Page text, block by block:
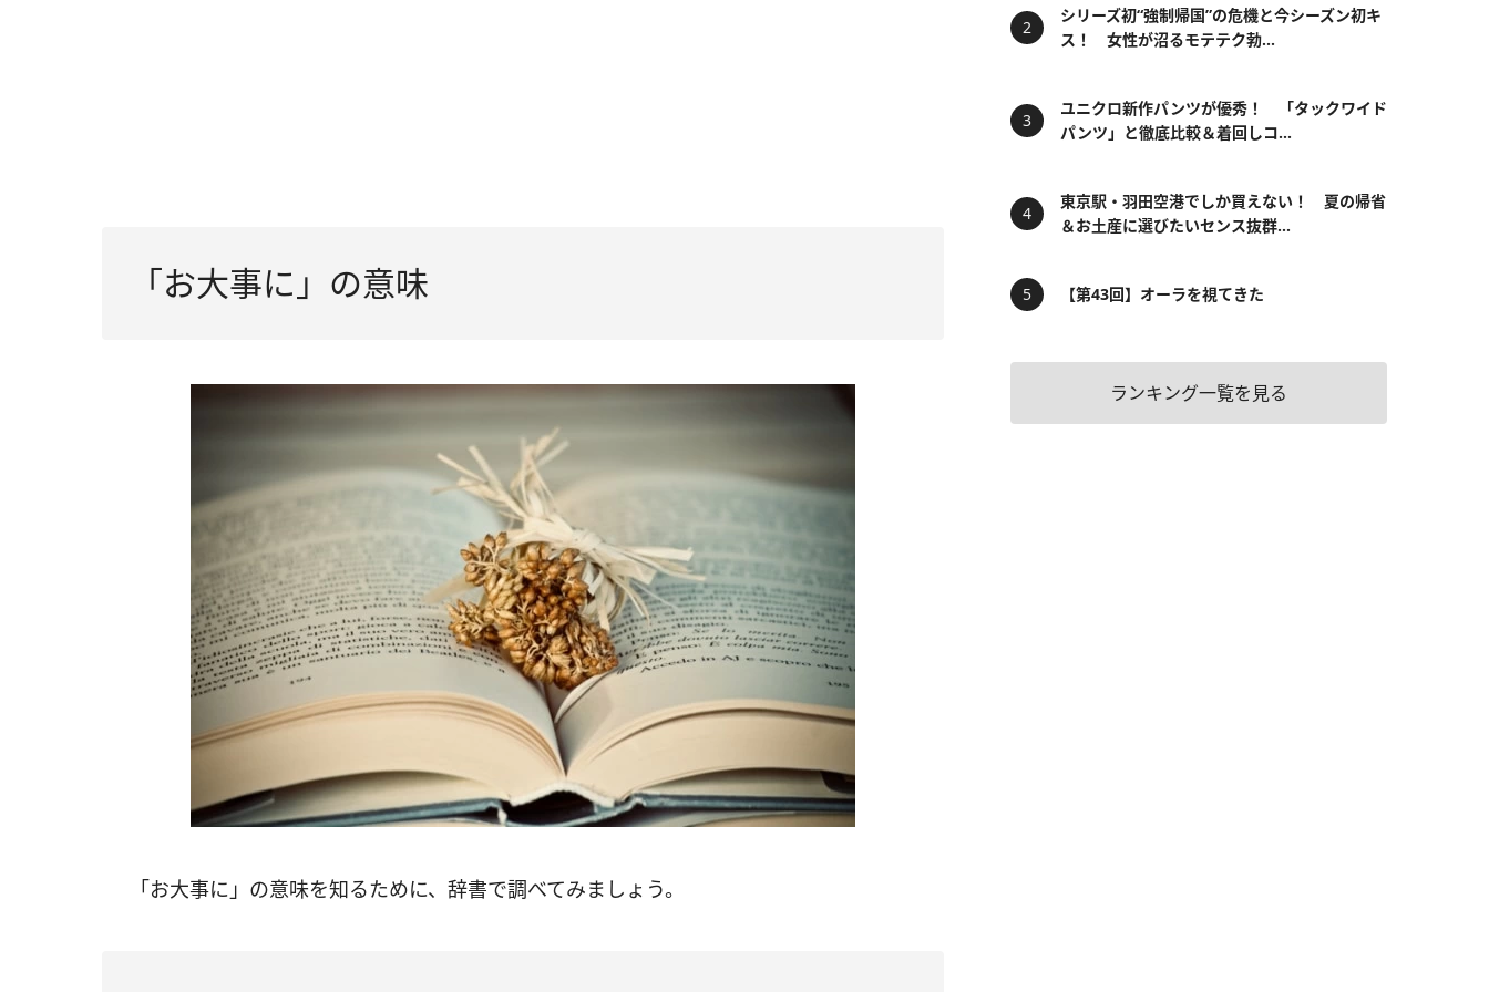
「お大事に」の意味
「お大事に」の意味を知るために、辞書で調べてみましょう。
シリーズ初“強制帰国”の危機と今シーズン初キ
ス！ 女性が沼るモテテク勃...
ユニクロ新作パンツが優秀！ 「タックワイド
パンツ」と徹底比較＆着回しコ...
東京駅・羽田空港でしか買えない！ 夏の帰省
＆お土産に選びたいセンス抜群...
【第43回】オーラを視てきた
ランキング一覧を見る